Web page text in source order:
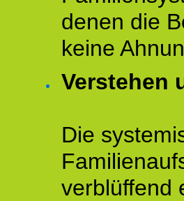
denen die
keine
Verstehen
Die
verblüffend